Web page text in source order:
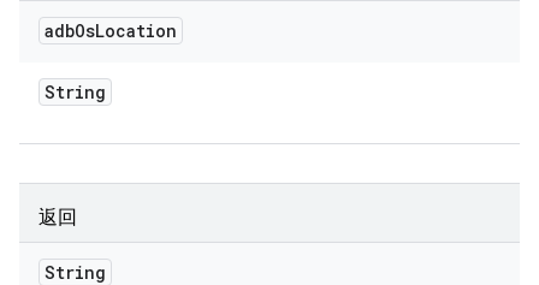
adbOsLocation
String
返回
String